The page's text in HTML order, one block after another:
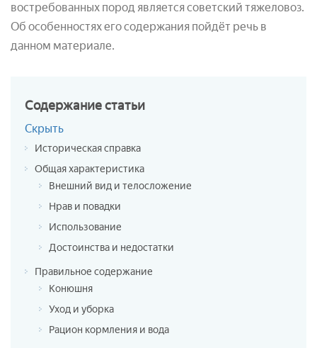
востребованных пород является советский тяжеловоз.
Об особенностях его содержания пойдёт речь в
данном материале.
Содержаниестатьи
Скрыть
Историческая справка
Общая характеристика
Внешний вид и телосложение
Нрав и повадки
Использование
Достоинства и недостатки
Правильное содержание
Конюшня
Уход и уборка
Рацион кормления и вода